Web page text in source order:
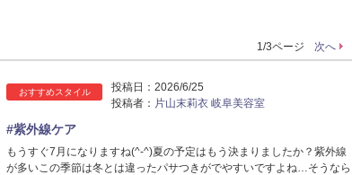
1/3ページ 次へ
おすすめスタイル 投稿日： 2026/6/25
投稿者： 片山末莉衣 岐阜美容室
#紫外線ケア
もうすぐ7月になりますね(^-^)夏の予定はもう決まりましたか？紫外線
が多いこの季節は冬とは違ったパサつきがでやすいですよね…そうなら